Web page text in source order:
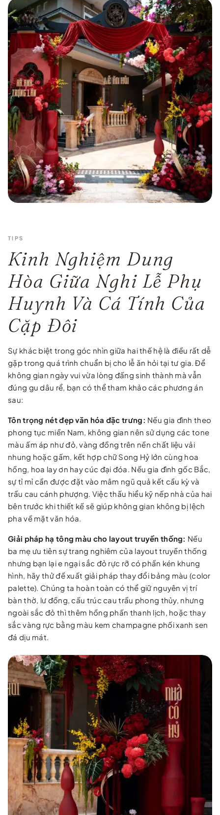
TIPS
Kinh Nghiệm Dung
Hòa Giữa Nghi Lễ Phụ
Huynh Và Cá Tính Của
Cặp Đôi
Sự khác biệt trong góc nhìn giữa hai thế hệ là điều rất dễ
gặp trong quá trình chuẩn bị cho lễ ăn hỏi tại tư gia. Để
không gian ngày vui vừa lòng đấng sinh thành mà vẫn
đúng gu dâu rể, bạn có thể tham khảo các phương án
sau:
Tôn trọng nét đẹp văn hóa đặc trưng: Nếu gia đình theo
phong tục miền Nam, không gian nên sử dụng các tone
màu ấm áp như đỏ, vàng đồng trên nền chất liệu vải
nhung hoặc gấm, kết hợp chữ Song Hỷ lớn cùng hoa
hồng, hoa lay ơn hay cúc đại đóa. Nếu gia đình gốc Bắc,
sự tỉ mỉ cần được đặt vào mâm ngũ quả kết cầu kỳ và
trầu cau cánh phượng. Việc thấu hiểu kỹ nếp nhà của hai
bên trước khi thiết kế sẽ giúp không gian không bị lệch
pha về mặt văn hóa.
Giải pháp hạ tông màu cho layout truyền thống: Nếu
ba mẹ ưu tiên sự trang nghiêm của layout truyền thống
nhưng bạn lại e ngại sắc đỏ rực rỡ có phần kén khung
hình, hãy thử đề xuất giải pháp thay đổi bảng màu (color
palette). Chúng ta hoàn toàn có thể giữ nguyên vị trí
bàn thờ, lư đồng, cấu trúc cau trầu phong thủy, nhưng
ngoài sắc đỏ thì thêm hồng phấn thanh lịch, hoặc thay
sắc vàng rực bằng màu kem champagne phối xanh sen
đá dịu mát.